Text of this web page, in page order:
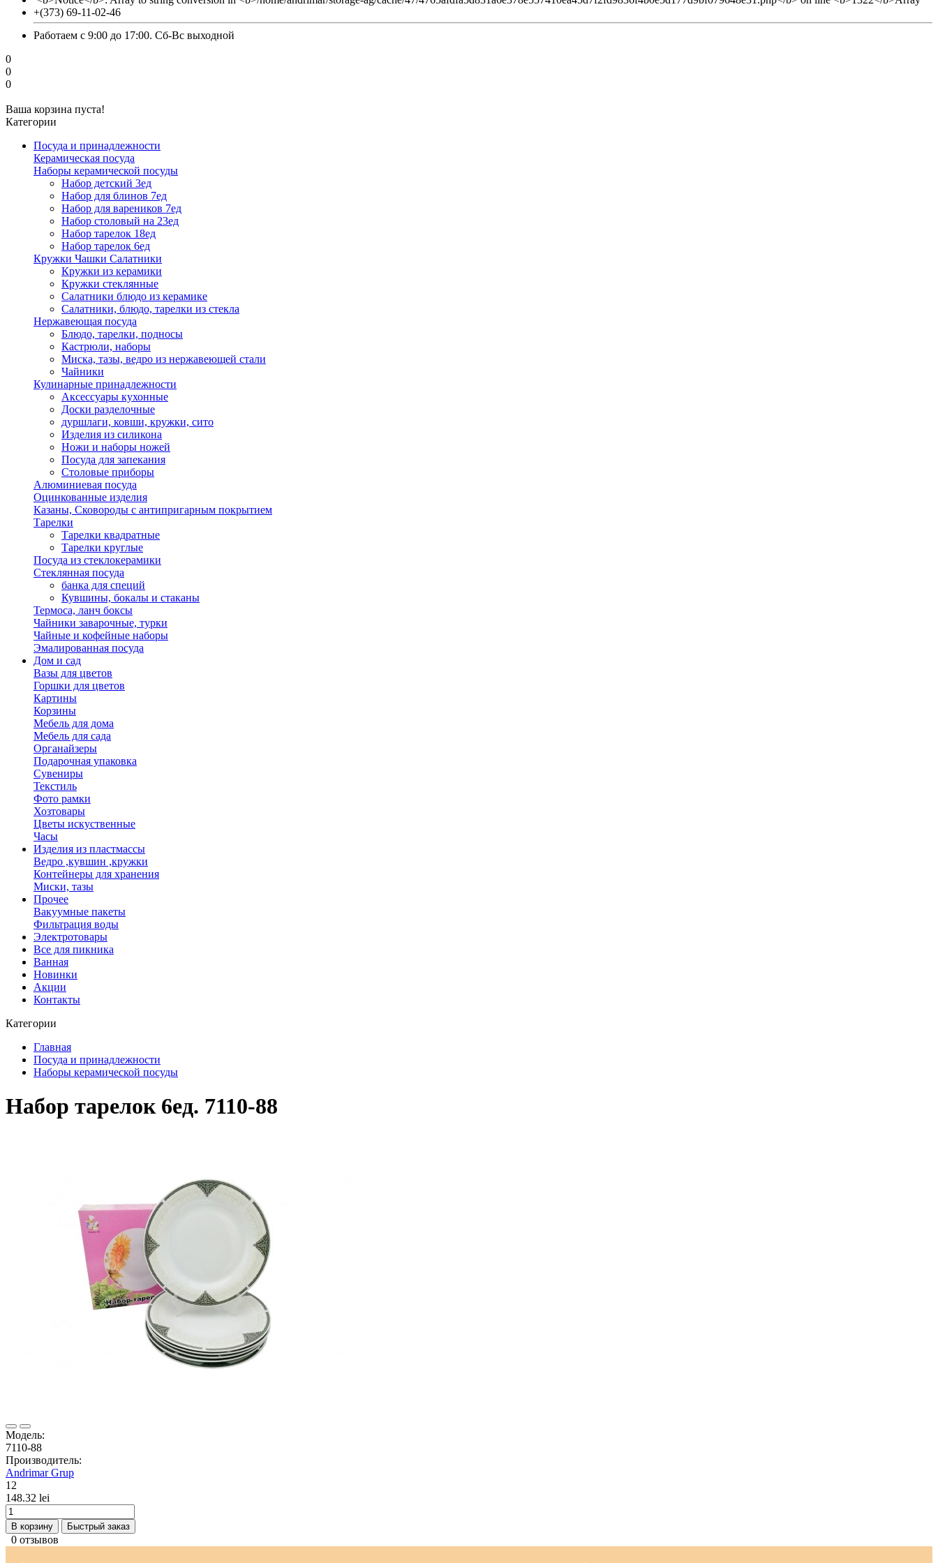
+(373) 69-11-02-46
Работаем с 9:00 до 17:00. Сб-Вс выходной
0
0
0
Ваша корзина пуста!
Категории
Посуда и принадлежности
Керамическая посуда
Наборы керамической посуды
Набор детский 3ед
Набор для блинов 7ед
Набор для вареников 7ед
Набор столовый на 23ед
Набор тарелок 18ед
Набор тарелок 6ед
Кружки Чашки Салатники
Кружки из керамики
Кружки стеклянные
Салатники блюдо из керамике
Салатники, блюдо, тарелки из стекла
Нержавеющая посуда
Блюдо, тарелки, подносы
Кастрюли, наборы
Миска, тазы, ведро из нержавеющей стали
Чайники
Кулинарные принадлежности
Аксессуары кухонные
Доски разделочные
дуршлаги, ковши, кружки, сито
Изделия из силикона
Ножи и наборы ножей
Посуда для запекания
Столовые приборы
Алюминиевая посуда
Оцинкованные изделия
Казаны, Сковороды с антипригарным покрытием
Тарелки
Тарелки квадратные
Тарелки круглые
Посуда из стеклокерамики
Стеклянная посуда
банка для специй
Кувшины, бокалы и стаканы
Термоса, ланч боксы
Чайники заварочные, турки
Чайные и кофейные наборы
Эмалированная посуда
Дом и сад
Вазы для цветов
Горшки для цветов
Картины
Корзины
Мебель для дома
Мебель для сада
Органайзеры
Подарочная упаковка
Сувениры
Текстиль
Фото рамки
Хозтовары
Цветы искуственные
Часы
Изделия из пластмассы
Ведро ,кувшин ,кружки
Контейнеры для хранения
Миски, тазы
Прочее
Вакуумные пакеты
Фильтрация воды
Электротовары
Все для пикника
Ванная
Новинки
Акции
Контакты
Категории
Главная
Посуда и принадлежности
Наборы керамической посуды
Набор тарелок 6ед. 7110-88
Модель:
7110-88
Производитель:
Andrimar Grup
12
148.32 lei
В корзину Быстрый заказ
0 отзывов